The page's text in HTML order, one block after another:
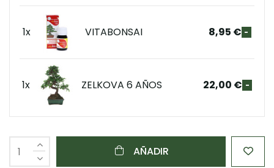
1x VITABONSAI 8,95 € -
1x ZELKOVA 6 AÑOS 22,00 € -
AÑADIR